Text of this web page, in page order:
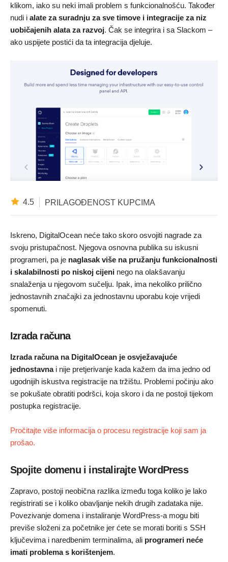
klikom, iako su neki imali problem s funkcionalnošću. Također
nudi i alate za suradnju za sve timove i integracije za niz
uobičajenih alata za razvoj. Čak se integrira i sa Slackom –
ako uspijete postići da ta integracija djeluje.
4.5 PRILAGOĐENOST KUPCIMA
Iskreno, DigitalOcean neće tako skoro osvojiti nagrade za
svoju pristupačnost. Njegova osnovna publika su iskusni
programeri, pa je naglasak više na pružanju funkcionalnosti
i skalabilnosti po niskoj cijeni nego na olakšavanju
snalaženja u njegovom sučelju. Ipak, ima nekoliko prilično
jednostavnih značajki za jednostavnu uporabu koje vrijedi
spomenuti.
Izrada računa
Izrada računa na DigitalOcean je osvježavajuće
jednostavnai nije pretjerivanje kada kažem da ima jedno od
ugodnijih iskustva registracije na tržištu. Problemi počinju ako
se pokušate obratiti podršci, koja skoro i da ne postoji tijekom
postupka registracije.
Pročitajte više informacija o procesu registracije koji sam ja
prošao.
Spojite domenu i instalirajte WordPress
Zapravo, postoji neobična razlika između toga koliko je lako
registrirati se i koliko obavljanje nekih drugih zadataka nije.
Povezivanje domena i instaliranje WordPress-a mogu biti
previše složeni za početnike jer ćete se morati boriti s SSH
ključevima i naredbenim terminalima, ali programeri neće
imati problema s korištenjem.